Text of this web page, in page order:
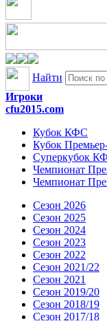
Найти
Игроки
cfu2015.com
Кубок КФС
Кубок
Суперкубок
Чемпионат
Чемпионат
Сезон 2026
Сезон 2025
Сезон 2024
Сезон 2023
Сезон 2022
Сезон 2021/22
Сезон 2021
Сезон 2019/20
Сезон 2018/19
Сезон 2017/18